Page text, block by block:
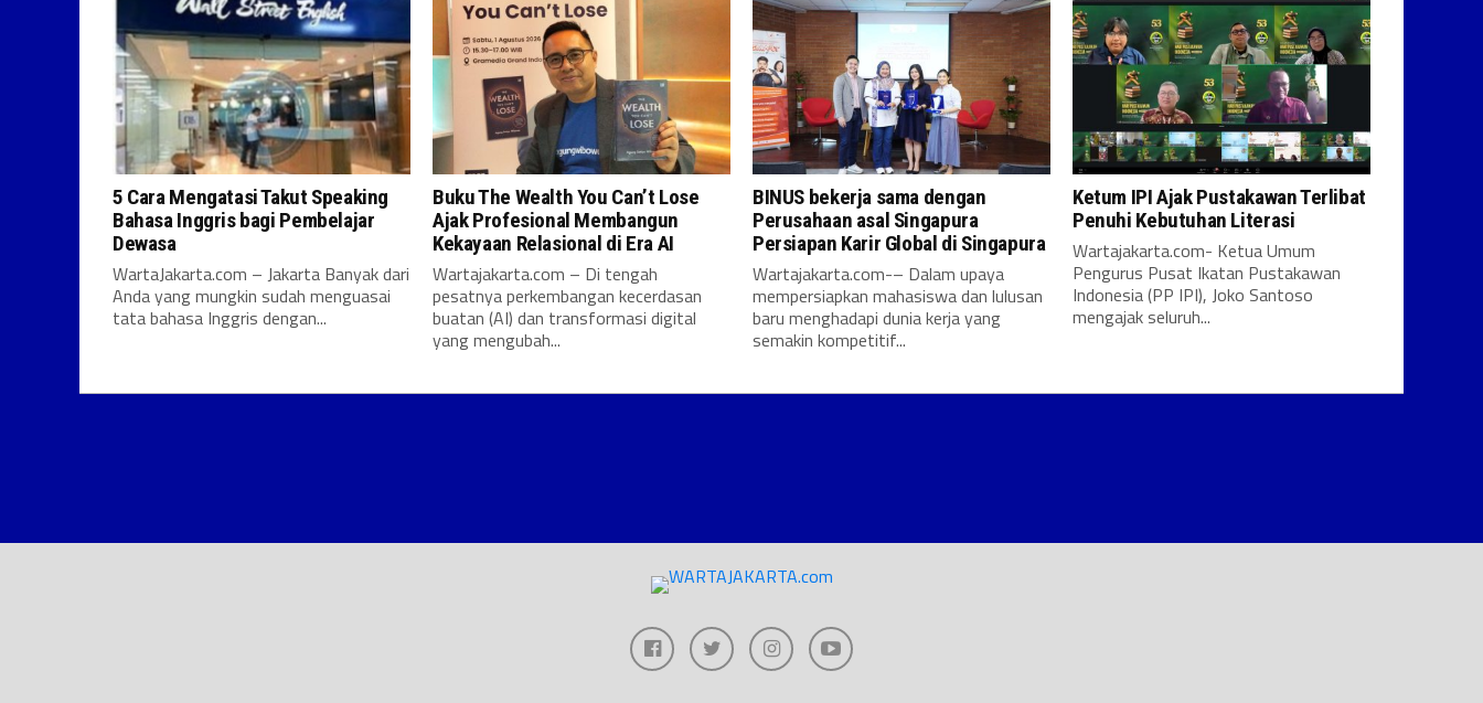
5 Cara Mengatasi Takut Speaking
Bahasa Inggris bagi Pembelajar
Dewasa
WartaJakarta.com – Jakarta Banyak dari
Anda yang mungkin sudah menguasai
tata bahasa Inggris dengan...
Buku The Wealth You Can’t Lose
Ajak Profesional Membangun
Kekayaan Relasional di Era AI
Wartajakarta.com – Di tengah
pesatnya perkembangan kecerdasan
buatan (AI) dan transformasi digital
yang mengubah...
BINUS bekerja sama dengan
Perusahaan asal Singapura
Persiapan Karir Global di Singapura
Wartajakarta.com-– Dalam upaya
mempersiapkan mahasiswa dan lulusan
baru menghadapi dunia kerja yang
semakin kompetitif...
Ketum IPI Ajak Pustakawan Terlibat
Penuhi Kebutuhan Literasi
Wartajakarta.com- Ketua Umum
Pengurus Pusat Ikatan Pustakawan
Indonesia (PP IPI), Joko Santoso
mengajak seluruh...